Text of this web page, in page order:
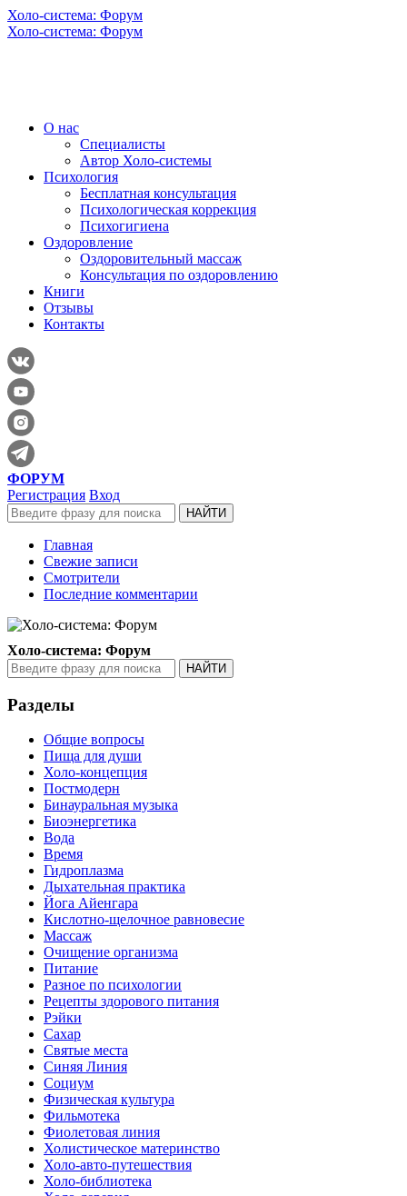
Холо-система: Форум
Холо-система: Форум
О нас
Специалисты
Автор Холо-системы
Психология
Бесплатная консультация
Психологическая коррекция
Психогигиена
Оздоровление
Оздоровительный массаж
Консультация по оздоровлению
Книги
Отзывы
Контакты
ФОРУМ
Регистрация Вход
Главная
Свежие записи
Смотрители
Последние комментарии
Холо-система: Форум
Разделы
Общие вопросы
Пища для души
Холо-концепция
Постмодерн
Бинауральная музыка
Биоэнергетика
Вода
Время
Гидроплазма
Дыхательная практика
Йога Айенгара
Кислотно-щелочное равновесие
Массаж
Очищение организма
Питание
Разное по психологии
Рецепты здорового питания
Рэйки
Сахар
Святые места
Синяя Линия
Социум
Физическая культура
Фильмотека
Фиолетовая линия
Холистическое материнство
Холо-авто-путешествия
Холо-библиотека